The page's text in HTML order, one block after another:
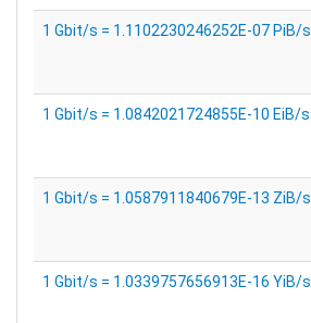
1 Gbit/s = 1.1102230246252E-07 PiB/s
1 Gbit/s = 1.0842021724855E-10 EiB/s
1 Gbit/s = 1.0587911840679E-13 ZiB/s
1 Gbit/s = 1.0339757656913E-16 YiB/s